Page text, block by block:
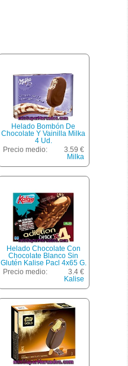
Helado Bombón De
Chocolate Y Vainilla Milka
4 Ud.
Precio medio:
3.59 €
Milka
Helado Chocolate Con
Chocolate Blanco Sin
Glutén Kalise Pacl 4x65 G.
Precio medio:
3.4 €
Kalise